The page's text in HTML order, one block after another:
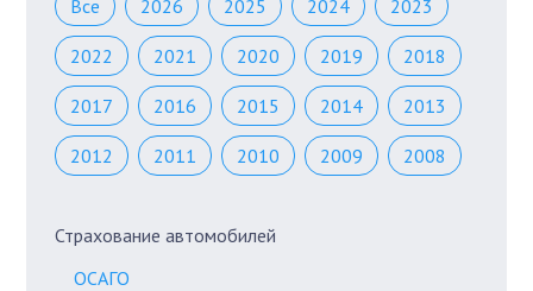
Все 2026 2025 2024 2023
2022 2021 2020 2019 2018
2017 2016 2015 2014 2013
2012 2011 2010 2009 2008
Страхование автомобилей
ОСАГО